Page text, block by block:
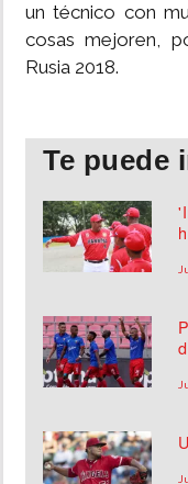
un técnico con
cosas mejoren,
Rusia 2018.
Te puede